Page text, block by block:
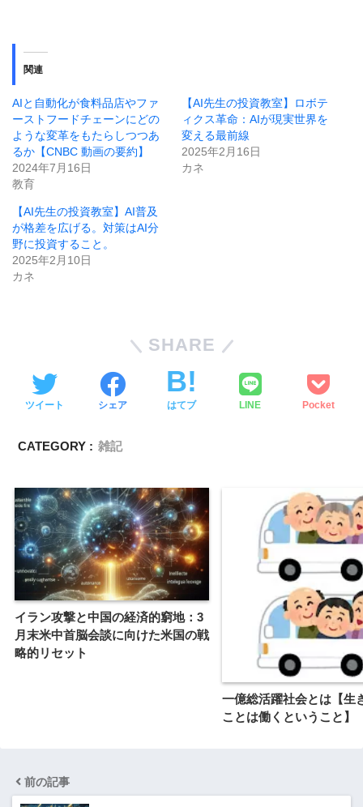
関連
AIと自動化が食料品店やファ
ーストフードチェーンにどの
ような変革をもたらしつつあ
るか【CNBC 動画の要約】
2024年7月16日
教育
【AI先生の投資教室】ロボテ
ィクス革命：AIが現実世界を
変える最前線
2025年2月16日
カネ
【AI先生の投資教室】AI普及
が格差を広げる。対策はAI分
野に投資すること。
2025年2月10日
カネ
SHARE
ツイート シェア はてブ LINE Pocket
CATEGORY : 雑記
イラン攻撃と中国の経済的窮地：3
月末米中首脳会談に向けた米国の戦
略的リセット
一億総活躍社会とは【生
ことは働くということ】
前の記事